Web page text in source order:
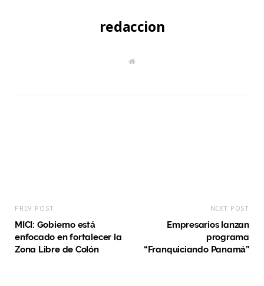
redaccion
W
PREV POST
MICI: Gobierno está
enfocado en fortalecer la
Zona Libre de Colón
NEXT POST
Empresarios lanzan
programa
“Franquiciando Panamá”